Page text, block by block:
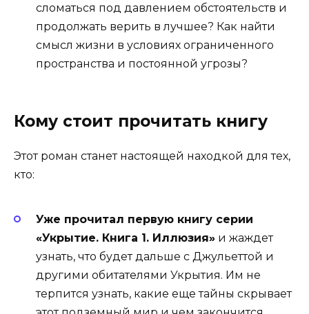
сломаться под давлением обстоятельств и
продолжать верить в лучшее? Как найти
смысл жизни в условиях ограниченного
пространства и постоянной угрозы?
Кому стоит прочитать книгу
Этот роман станет настоящей находкой для тех,
кто:
Уже прочитал первую книгу серии
«Укрытие. Книга 1. Иллюзия» и жаждет
узнать, что будет дальше с Джульеттой и
другими обитателями Укрытия. Им не
терпится узнать, какие еще тайны скрывает